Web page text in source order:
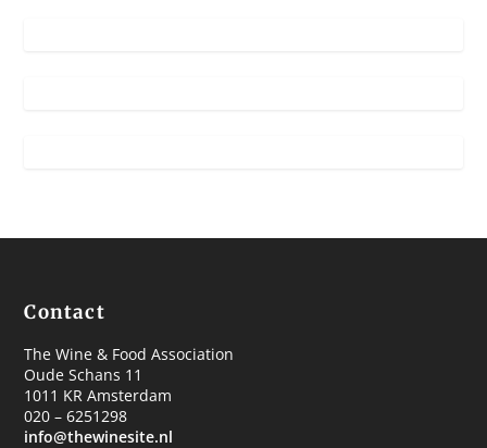
Contact
The Wine & Food Association
Oude Schans 11
1011 KR Amsterdam
020 – 6251298
info@thewinesite.nl